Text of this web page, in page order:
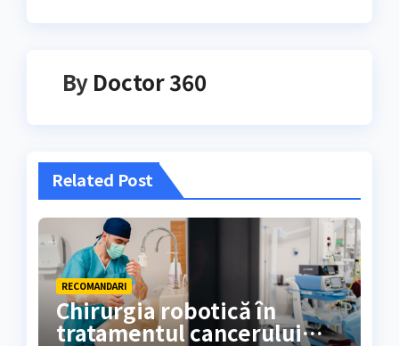
By Doctor 360
Related Post
RECOMANDARI
Chirurgia robotică în
tratamentul cancerului